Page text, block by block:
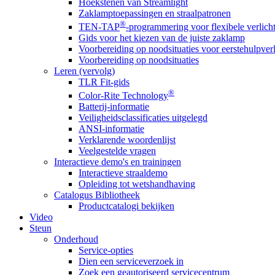
Zaklamptoepassingen en straalpatronen
TEN-TAP®-programmering voor flexibele
Gids voor het kiezen van de juiste zaklamp
Voorbereiding op noodsituaties voor
Voorbereiding op noodsituaties
Leren (vervolg)
TLR Fit-gids
Color-Rite Technology®
Batterij-informatie
Veiligheidsclassificaties uitgelegd
ANSI-informatie
Verklarende woordenlijst
Veelgestelde vragen
Interactieve demo's en trainingen
Interactieve straaldemo
Opleiding tot wetshandhaving
Catalogus Bibliotheek
Productcatalogi bekijken
Video
Steun
Onderhoud
Service-opties
Dien een serviceverzoek in
Zoek een geautoriseerd servicecentrum